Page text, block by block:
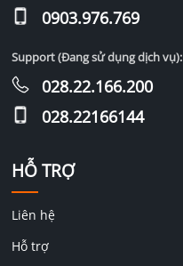
HỖ TRỢ
Liên hệ
Hỗ trợ
0903.976.769
Support (Đang sử dụng dịch vụ):
028.22.166.200
028.22166144